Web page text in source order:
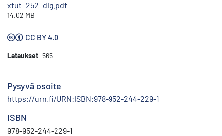
xtut_252_dig.pdf
14.02 MB
CC BY 4.0
Lataukset 565
Pysyvä osoite
https://urn.fi/URN:ISBN:978-952-244-229-1
ISBN
978-952-244-229-1